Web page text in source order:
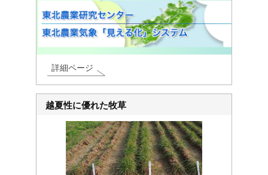
詳細ページ
越夏性に優れた牧草